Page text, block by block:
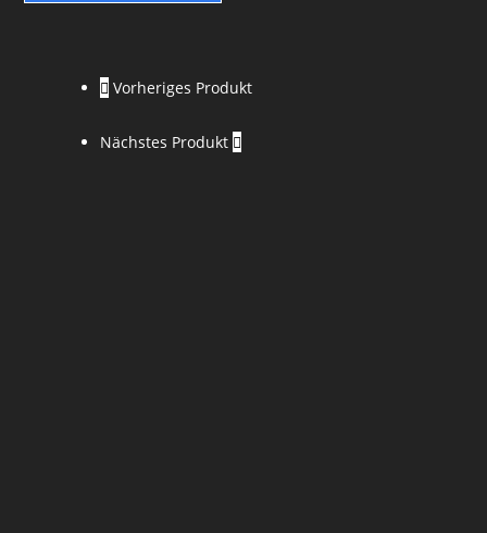
Jenseits
Webster
Vorheriges Produkt
Nächstes Produkt